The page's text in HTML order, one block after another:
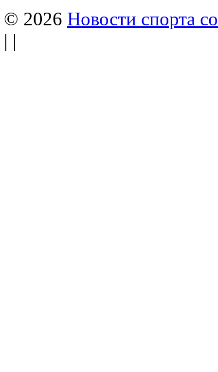
© 2026 Новости спорта
| |